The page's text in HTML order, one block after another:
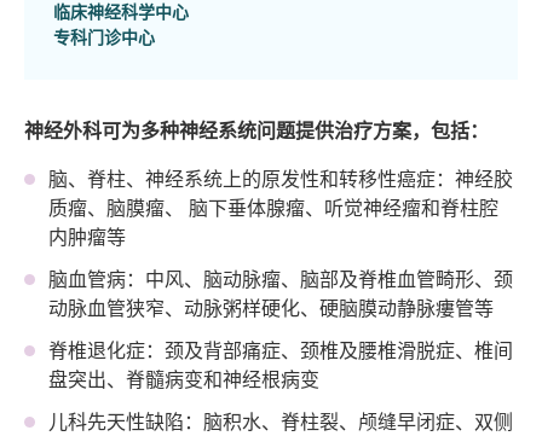
临床神经科学中心
专科门诊中心
神经外科可为多种神经系统问题提供治疗方案，包括：
脑、脊柱、神经系统上的原发性和转移性癌症：神经胶
质瘤、脑膜瘤、 脑下垂体腺瘤、听觉神经瘤和脊柱腔
内肿瘤等
脑血管病：中风、脑动脉瘤、脑部及脊椎血管畸形、颈
动脉血管狭窄、动脉粥样硬化、硬脑膜动静脉瘻管等
脊椎退化症：颈及背部痛症、颈椎及腰椎滑脱症、椎间
盘突出、脊髓病变和神经根病变
儿科先天性缺陷：脑积水、脊柱裂、颅缝早闭症、双侧